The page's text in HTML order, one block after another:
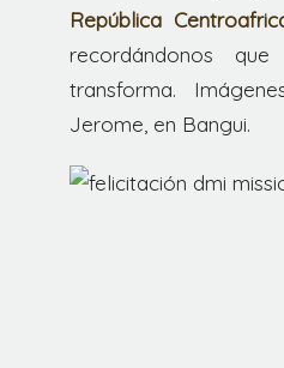
República
recordándonos
transforma.
Jerome, en Bangui.